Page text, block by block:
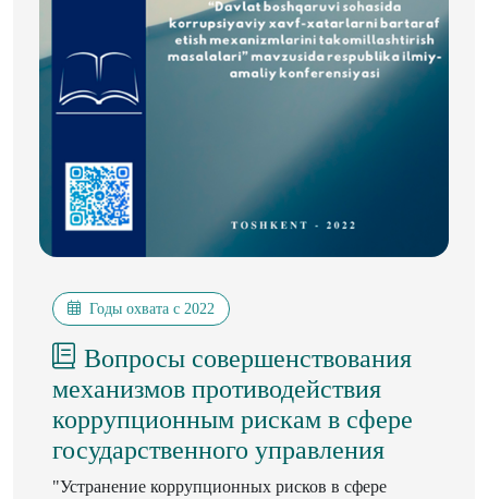
Годы охвата с 2022
Вопросы совершенствования
механизмов противодействия
коррупционным рискам в сфере
государственного управления
"Устранение коррупционных рисков в сфере